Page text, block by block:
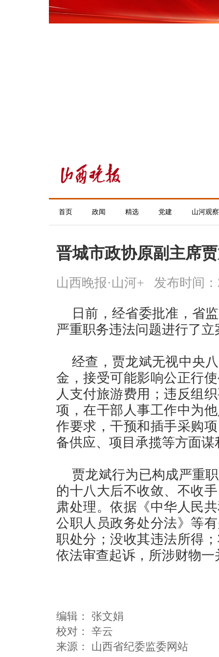
首页 政闻 精选 党建 山河观察
晋城市政协原副主席
山西晚报·山河+ 发布时间：
日前，经省委批准，省
严重职务违法问题进行了立
经查，贾龙斌无视中央
金，接受可能影响公正行
人支付旅游费用；违反组
项，在干部人事工作中为
作要求，干预和插手采购
备供应、项目承揽等方面
贾龙斌行为已构成严重
的十八大后不收敛、不收
肃处理。依据《中华人民
公职人员政务处分法》等
职处分；没收其违法所得
依法审查起诉，所涉财物一
编辑： 张文娟
校对： 辛云